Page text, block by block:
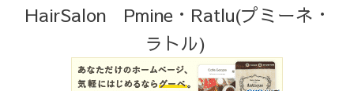
HairSalon Pmine・Ratlu(プミーネ・
ラトル)